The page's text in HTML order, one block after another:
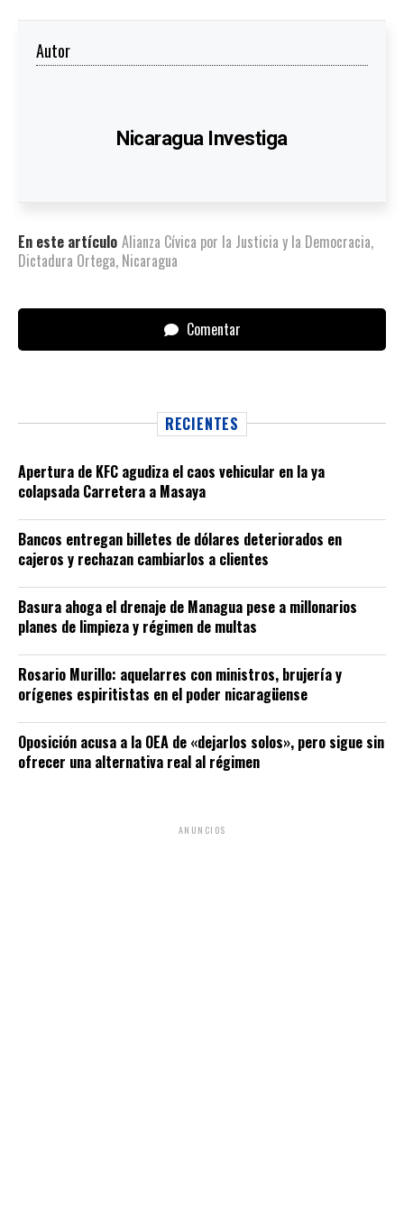
Autor
Nicaragua Investiga
En este artículo Alianza Cívica por la Justicia y la Democracia,
Dictadura Ortega, Nicaragua
Comentar
RECIENTES
Apertura de KFC agudiza el caos vehicular en la ya
colapsada Carretera a Masaya
Bancos entregan billetes de dólares deteriorados en
cajeros y rechazan cambiarlos a clientes
Basura ahoga el drenaje de Managua pese a millonarios
planes de limpieza y régimen de multas
Rosario Murillo: aquelarres con ministros, brujería y
orígenes espiritistas en el poder nicaragüense
Oposición acusa a la OEA de «dejarlos solos», pero sigue sin
ofrecer una alternativa real al régimen
ANUNCIOS